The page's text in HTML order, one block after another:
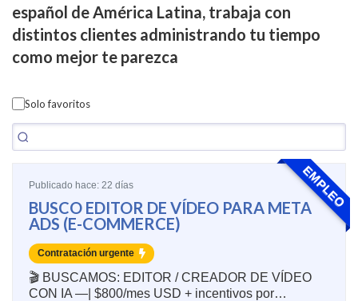
español de América Latina, trabaja con
distintos clientes administrando tu tiempo
como mejor te parezca
Solo favoritos
EMPLEO
Publicado hace: 22 días
BUSCO EDITOR DE VÍDEO PARA META
ADS (E-COMMERCE)
Contratación urgente
🎬 BUSCAMOS: EDITOR / CREADOR DE VÍDEO
CON IA —| $800/mes USD + incentivos por